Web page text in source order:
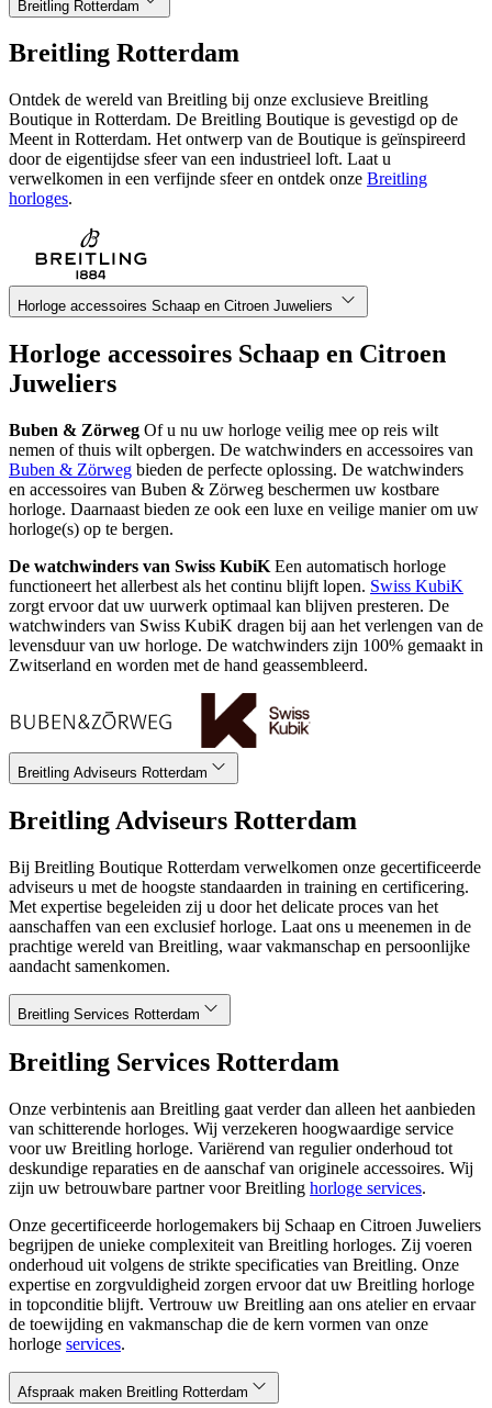
Breitling Rotterdam
Breitling Rotterdam
Ontdek de wereld van Breitling bij onze exclusieve Breitling
Boutique in Rotterdam. De Breitling Boutique is gevestigd op de
Meent in Rotterdam. Het ontwerp van de Boutique is geïnspireerd
door de eigentijdse sfeer van een industrieel loft. Laat u
verwelkomen in een verfijnde sfeer en ontdek onze Breitling
horloges.
Horloge accessoires Schaap en Citroen Juweliers
Horloge accessoires Schaap en Citroen
Juweliers
Buben & Zörweg Of u nu uw horloge veilig mee op reis wilt
nemen of thuis wilt opbergen. De watchwinders en accessoires van
Buben & Zörweg bieden de perfecte oplossing. De watchwinders
en accessoires van Buben & Zörweg beschermen uw kostbare
horloge. Daarnaast bieden ze ook een luxe en veilige manier om uw
horloge(s) op te bergen.
De watchwinders van Swiss KubiK Een automatisch horloge
functioneert het allerbest als het continu blijft lopen. Swiss KubiK
zorgt ervoor dat uw uurwerk optimaal kan blijven presteren. De
watchwinders van Swiss KubiK dragen bij aan het verlengen van de
levensduur van uw horloge. De watchwinders zijn 100% gemaakt in
Zwitserland en worden met de hand geassembleerd.
Breitling Adviseurs Rotterdam
Breitling Adviseurs Rotterdam
Bij Breitling Boutique Rotterdam verwelkomen onze gecertificeerde
adviseurs u met de hoogste standaarden in training en certificering.
Met expertise begeleiden zij u door het delicate proces van het
aanschaffen van een exclusief horloge. Laat ons u meenemen in de
prachtige wereld van Breitling, waar vakmanschap en persoonlijke
aandacht samenkomen.
Breitling Services Rotterdam
Breitling Services Rotterdam
Onze verbintenis aan Breitling gaat verder dan alleen het aanbieden
van schitterende horloges. Wij verzekeren hoogwaardige service
voor uw Breitling horloge. Variërend van regulier onderhoud tot
deskundige reparaties en de aanschaf van originele accessoires. Wij
zijn uw betrouwbare partner voor Breitling horloge services.
Onze gecertificeerde horlogemakers bij Schaap en Citroen Juweliers
begrijpen de unieke complexiteit van Breitling horloges. Zij voeren
onderhoud uit volgens de strikte specificaties van Breitling. Onze
expertise en zorgvuldigheid zorgen ervoor dat uw Breitling horloge
in topconditie blijft. Vertrouw uw Breitling aan ons atelier en ervaar
de toewijding en vakmanschap die de kern vormen van onze
horloge services.
Afspraak maken Breitling Rotterdam